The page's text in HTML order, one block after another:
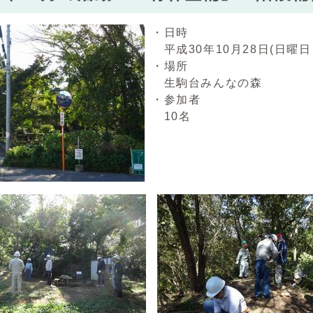
・日時
平成30年10月28日(日曜日
・場所
生駒台みんなの森
・参加者
10名